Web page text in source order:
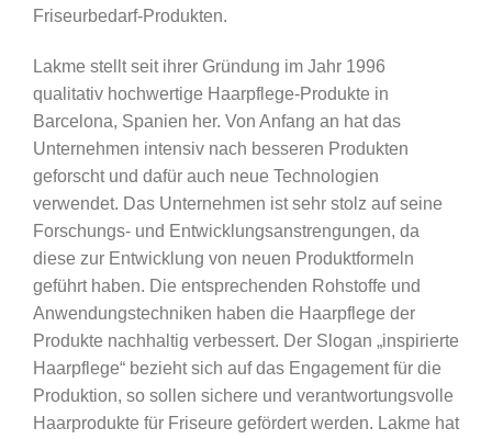
Friseurbedarf-Produkten.
Lakme stellt seit ihrer Gründung im Jahr 1996
qualitativ hochwertige Haarpflege-Produkte in
Barcelona, ​​Spanien her. Von Anfang an hat das
Unternehmen intensiv nach besseren Produkten
geforscht und dafür auch neue Technologien
verwendet. Das Unternehmen ist sehr stolz auf seine
Forschungs- und Entwicklungsanstrengungen, da
diese zur Entwicklung von neuen Produktformeln
geführt haben. Die entsprechenden Rohstoffe und
Anwendungstechniken haben die Haarpflege der
Produkte nachhaltig verbessert. Der Slogan „inspirierte
Haarpflege“ bezieht sich auf das Engagement für die
Produktion, so sollen sichere und verantwortungsvolle
Haarprodukte für Friseure gefördert werden. Lakme hat